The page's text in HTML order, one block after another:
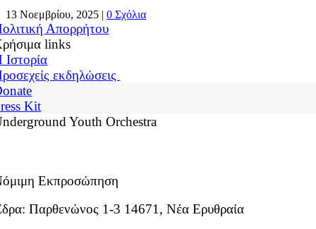
13 Νοεμβρίου, 2025 | 0 Σχόλια
Απορρήτου
links
Ιστορία
εκδηλώσεις
Kit
Youth Orchestra
Εκπροσώπηση
Παρθενώνος 1-3 14671, Νέα Ερυθραία